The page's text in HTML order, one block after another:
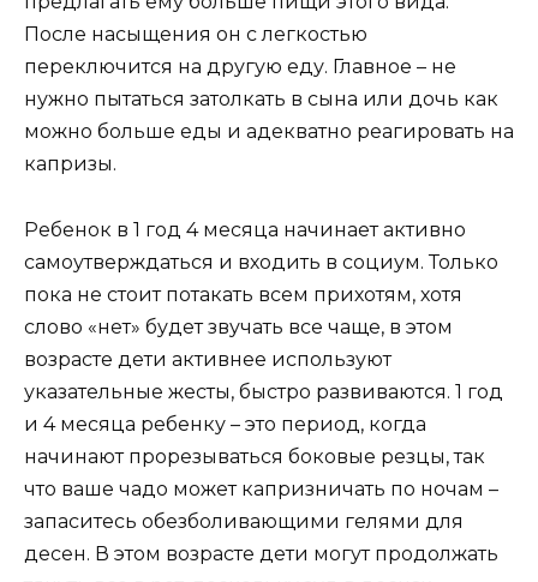
После насыщения он с легкостью
переключится на другую еду. Главное – не
нужно пытаться затолкать в сына или дочь как
можно больше еды и адекватно реагировать на
капризы.
Ребенок в 1 год 4 месяца начинает активно
самоутверждаться и входить в социум. Только
пока не стоит потакать всем прихотям, хотя
слово «нет» будет звучать все чаще, в этом
возрасте дети активнее используют
указательные жесты, быстро развиваются. 1 год
и 4 месяца ребенку – это период, когда
начинают прорезываться боковые резцы, так
что ваше чадо может капризничать по ночам –
запаситесь обезболивающими гелями для
десен. В этом возрасте дети могут продолжать